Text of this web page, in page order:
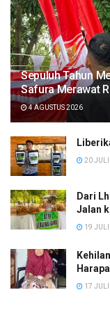
Sepuluh Tahun
Safura Merawat
4 AGUSTUS 2026
20
Dari
Jalan
19
17